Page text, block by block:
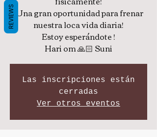
¡Una gran oportunidad para frenar
nuestra loca vida diaria!
Estoy esperándote !
Hari om 🙏🏻 Suni
Las inscripciones están
cerradas
Ver otros eventos
REVIEWS